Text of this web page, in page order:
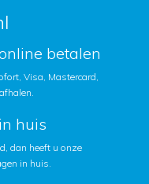
betalen
Visa, Mastercard,
huis
dan heeft u onze
in huis.